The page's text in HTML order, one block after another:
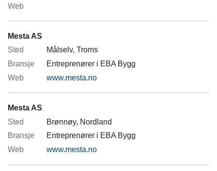
Mesta AS
Målselv, Troms
Entreprenører i EBA Bygg
www.mesta.no
Mesta AS
Brønnøy, Nordland
Entreprenører i EBA Bygg
www.mesta.no